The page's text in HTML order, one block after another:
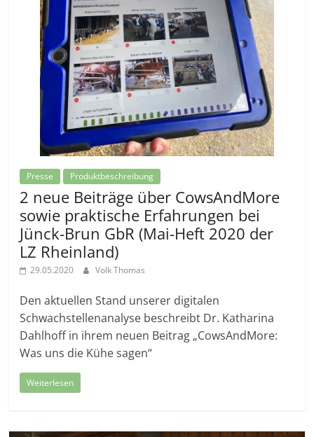
Presse Produktbeschreibung
2 neue Beiträge über CowsAndMore
sowie praktische Erfahrungen bei
Jünck-Brun GbR (Mai-Heft 2020 der
LZ Rheinland)
29.05.2020 Volk Thomas
Den aktuellen Stand unserer digitalen
Schwachstellenanalyse beschreibt Dr. Katharina
Dahlhoff in ihrem neuen Beitrag „CowsAndMore:
Was uns die Kühe sagen“
Weiterlesen